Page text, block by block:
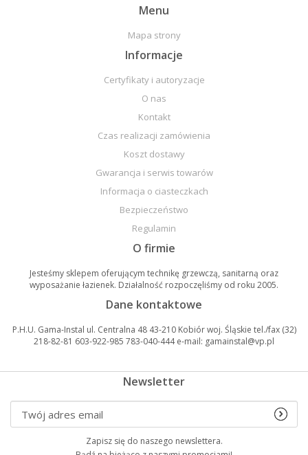
Menu
Mapa strony
Informacje
Certyfikaty i autoryzacje
O nas
Kontakt
Czas realizacji zamówienia
Koszt dostawy
Gwarancja i serwis towarów
Informacja o ciasteczkach
Bezpieczeństwo
Regulamin
O firmie
Jesteśmy sklepem oferującym technikę grzewczą, sanitarną oraz
wyposażanie łazienek. Działalność rozpoczęliśmy od roku 2005.
Dane kontaktowe
P.H.U. Gama-Instal ul. Centralna 48 43-210 Kobiór woj. Śląskie tel./fax (32)
218-82-81 603-922-985 783-040-444 e-mail: gamainstal@vp.pl
Newsletter
Zapisz się do naszego newslettera.